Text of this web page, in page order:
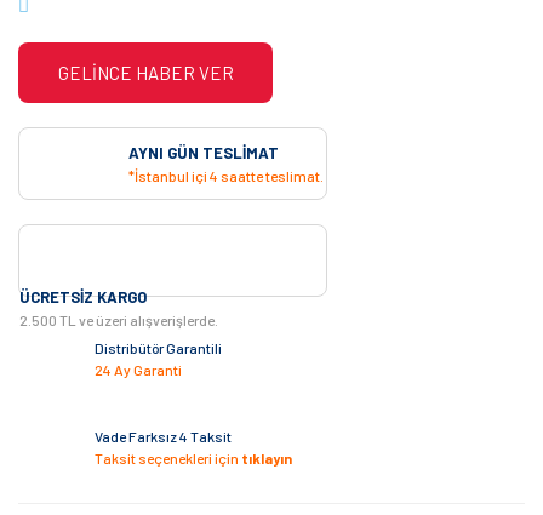
GELİNCE HABER VER
AYNI GÜN TESLIMAT
*İstanbul içi 4 saatte teslimat.
ÜCRETSIZ KARGO
2.500 TL ve üzeri alışverişlerde.
Distribütör Garantili
24 Ay Garanti
Vade Farksız 4 Taksit
Taksit seçenekleri için tıklayın